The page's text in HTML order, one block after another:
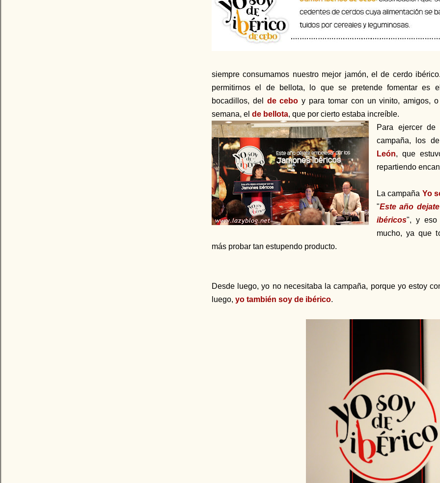
siempre consumamos nuestro mejor jamón, el de cerdo
permitirnos el de bellota, lo que se pretende fomentar es
bocadillos, del de cebo y para tomar con un vinito, amigos,
semana, el de bellota, que por cierto estaba increíble.
Para ejercer
campaña, los
León, que
repartiendo
La campaña Yo
"Este año
ibéricos", y eso
mucho, ya que
más probar tan estupendo producto.
Desde luego, yo no necesitaba la campaña, porque yo estoy
luego, yo también soy de ibérico.